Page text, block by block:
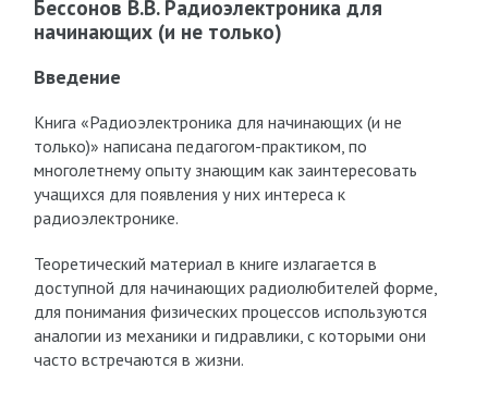
Бессонов В.В. Радиоэлектроника для
начинающих (и не только)
Введение
Книга «Радиоэлектроника для начинающих (и не
только)» написана педагогом-практиком, по
многолетнему опыту знающим как заинтересовать
учащихся для появления у них интереса к
радиоэлектронике.
Теоретический материал в книге излагается в
доступной для начинающих радиолюбителей форме,
для понимания физических процессов используются
аналогии из механики и гидравлики, с которыми они
часто встречаются в жизни.